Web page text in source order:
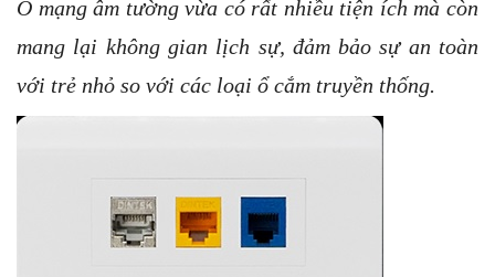
Ổ mạng âm tường vừa có rất nhiều tiện ích mà còn
mang lại không gian lịch sự, đảm bảo sự an toàn
với trẻ nhỏ so với các loại ổ cắm truyền thống.